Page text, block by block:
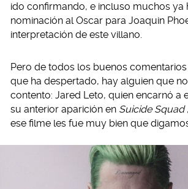
ido confirmando, e incluso muchos ya
nominación al Oscar para Joaquin
interpretación de este villano.
Pero de todos los buenos
que ha despertado, hay alguien que
contento: Jared Leto, quien encarnó a
su anterior aparición en Suicide Squad
ese filme les fue muy bien que